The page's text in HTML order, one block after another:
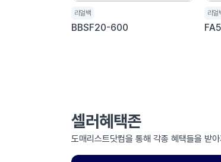
리얼백
BBSF20-600
리얼
셀러혜택존
도매리스트닷컴을 통해 각종 혜택들을 받